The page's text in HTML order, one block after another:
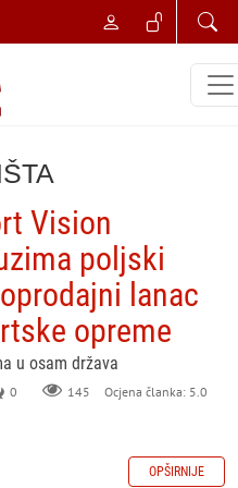
Vision
poljski
lanac
opreme
u osam država
0 145 Ocjena članka: 5.0
OPŠIRNIJE